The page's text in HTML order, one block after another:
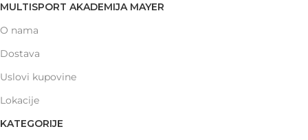
MULTISPORT AKADEMIJA MAYER
O nama
Dostava
Uslovi kupovine
Lokacije
KATEGORIJE